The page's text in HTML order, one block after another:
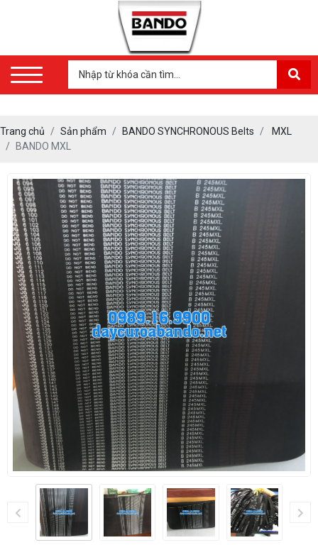
Trang chủ Sản phẩm BANDO SYNCHRONOUS Belts
MXL
BANDO MXL